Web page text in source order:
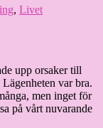
, Livet
upp orsaker till
var bra.
men inget för
på vårt nuvarande